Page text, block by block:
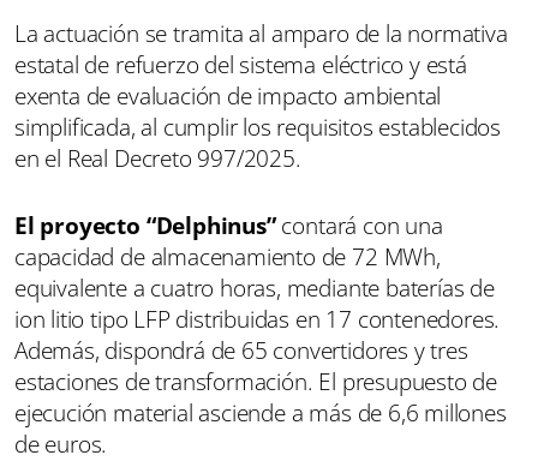
La actuación se tramita al amparo de la normativa
estatal de refuerzo del sistema eléctrico y está
exenta de evaluación de impacto ambiental
simplificada, al cumplir los requisitos establecidos
en el Real Decreto 997/2025.
El proyecto “Delphinus”contará con una
capacidad de almacenamiento de 72 MWh,
equivalente a cuatro horas, mediante baterías de
ion litio tipo LFP distribuidas en 17 contenedores.
Además, dispondrá de 65 convertidores y tres
estaciones de transformación. El presupuesto de
ejecución material asciende a más de 6,6 millones
de euros.